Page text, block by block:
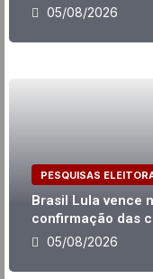
05/08/2026
PESQUISAS
Brasil Lula vence
confirmação das
05/08/2026